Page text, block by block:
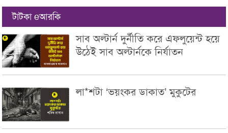
টাটকা eআরকি
সাব অল্টার্ন দুর্নীতি করে এফলুয়েন্ট হয়ে
উঠেই সাব অল্টার্নকে নির্যাতন
লা*শটা ‘ভয়ংকর ডাকাত’ মুকুটের